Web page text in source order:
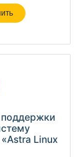
поддержки
Linux